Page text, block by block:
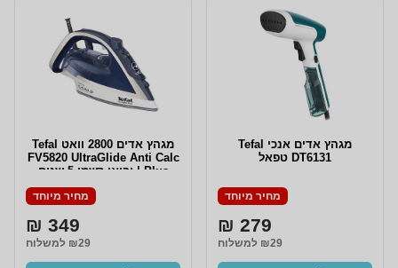
מגהץ ‏אדים ‏אנכי Tefal
DT6131 טפאל
מחיר מיוחד
279 ₪
₪29 למשלוח
מגהץ אדים 2800 וואט Tefal
FV5820 UltraGlide Anti Calc
Plus | יבואן רשמי 5 שנים
אחריות
מחיר מיוחד
349 ₪
₪29 למשלוח